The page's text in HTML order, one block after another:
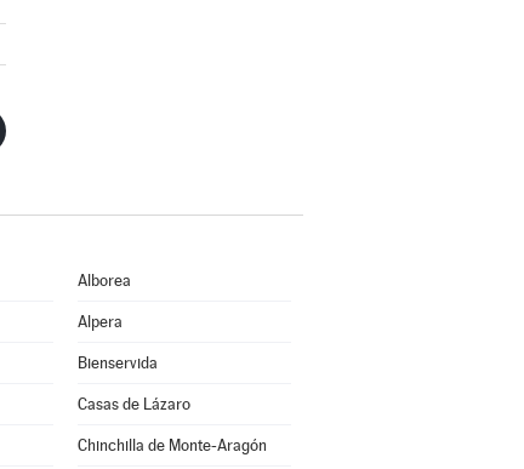
Alborea
Alpera
Bienservida
Casas de Lázaro
Chinchilla de Monte-Aragón